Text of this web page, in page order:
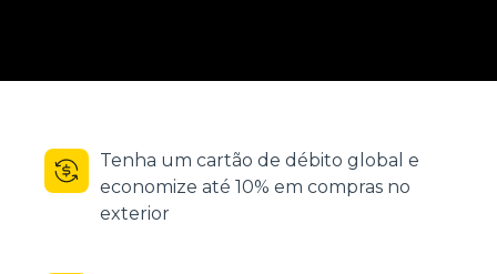
Tenha um cartão de débito global e
economize até 10% em compras no
exterior